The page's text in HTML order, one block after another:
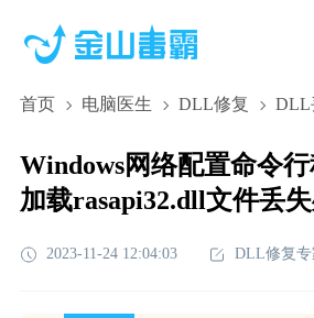
首页 电脑医生 DLL修复 DLL
Windows网络配置命令行
加载rasapi32.dll文件丢
2023-11-24 12:04:03 DLL修复专